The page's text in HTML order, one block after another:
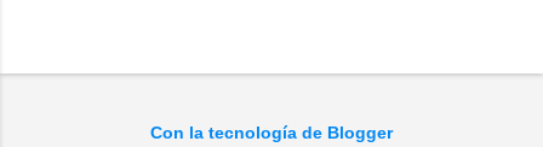
Con la tecnología de Blogger